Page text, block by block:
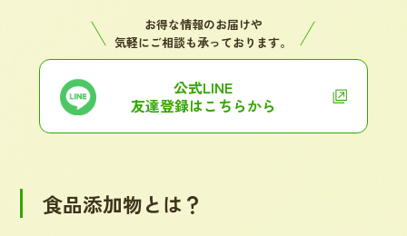
お得な情報のお届けや
気軽にご相談も承っております。
公式LINE
友達登録はこちらから
食品添加物とは？